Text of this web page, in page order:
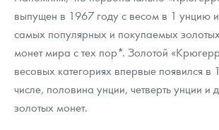
выпущен в 1967 году с весом в 1 унцию
самых популярных и покупаемых
монет мира с тех пор*. Золотой
весовых категориях впервые появился в
числе, половина унции, четверть унции и
золотых монет.